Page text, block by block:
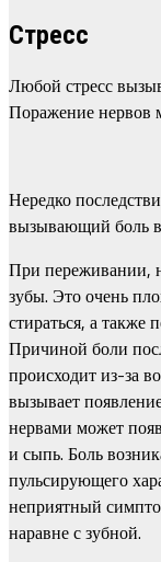
Стресс
Любой стресс
Поражение нервов
Нередко
вызывающий боль
При переживании,
зубы. Это очень
стираться, а также
Причиной боли
происходит из-за
вызывает
нервами может
и сыпь. Боль
пульсирующего
неприятный
наравне с зубной.